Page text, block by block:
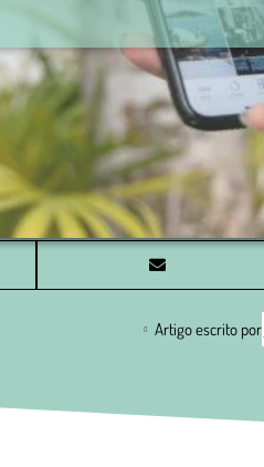
Artigo escrito por